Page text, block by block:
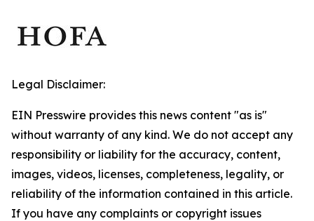
Legal Disclaimer:
EIN Presswire provides this news content "as is"
without warranty of any kind. We do not accept any
responsibility or liability for the accuracy, content,
images, videos, licenses, completeness, legality, or
reliability of the information contained in this article.
If you have any complaints or copyright issues